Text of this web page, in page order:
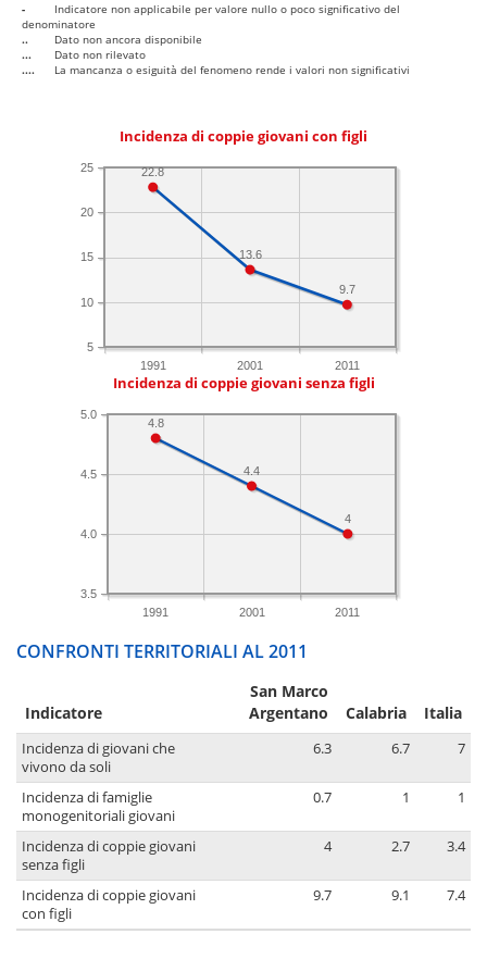
-
Indicatore non applicabile per valore nullo o poco significativo del
denominatore
..
Dato non ancora disponibile
...
Dato non rilevato
....
La mancanza o esiguità del fenomeno rende i valori non significativi
Incidenza di coppie giovani con figli
1991 2001 2011
5
10
15
20
25
9.7
13.6
22.8
Incidenza di coppie giovani senza figli
1991 2001 2011
3.5
4.0
4.5
5.0
4
4.4
4.8
CONFRONTI TERRITORIALI AL 2011
Indicatore
San Marco
Argentano
Calabria Italia
Incidenza di giovani che
vivono da soli
6.3 6.7 7
Incidenza di famiglie
monogenitoriali giovani
0.7 1 1
Incidenza di coppie giovani
senza figli
4 2.7 3.4
Incidenza di coppie giovani
con figli
9.7 9.1 7.4